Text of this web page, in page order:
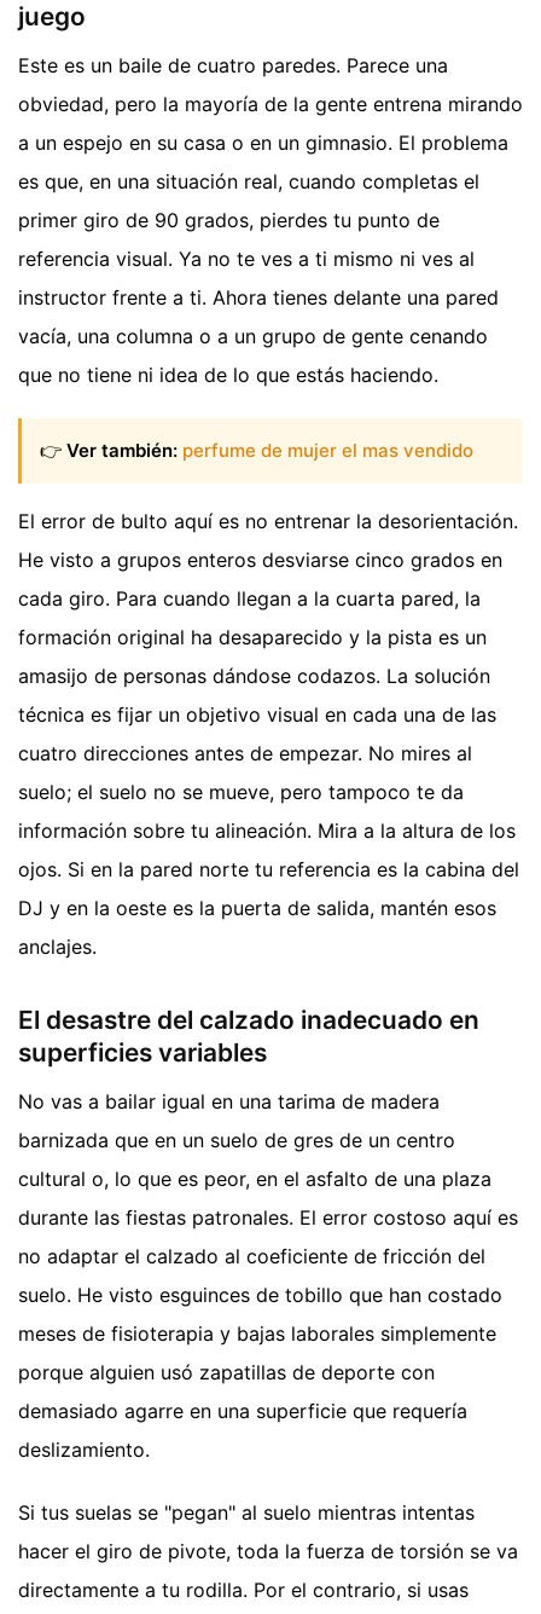
juego
Este es un baile de cuatro paredes. Parece una
obviedad, pero la mayoría de la gente entrena mirando
a un espejo en su casa o en un gimnasio. El problema
es que, en una situación real, cuando completas el
primer giro de 90 grados, pierdes tu punto de
referencia visual. Ya no te ves a ti mismo ni ves al
instructor frente a ti. Ahora tienes delante una pared
vacía, una columna o a un grupo de gente cenando
que no tiene ni idea de lo que estás haciendo.
👉 Ver también: perfume de mujer el mas vendido
El error de bulto aquí es no entrenar la desorientación.
He visto a grupos enteros desviarse cinco grados en
cada giro. Para cuando llegan a la cuarta pared, la
formación original ha desaparecido y la pista es un
amasijo de personas dándose codazos. La solución
técnica es fijar un objetivo visual en cada una de las
cuatro direcciones antes de empezar. No mires al
suelo; el suelo no se mueve, pero tampoco te da
información sobre tu alineación. Mira a la altura de los
ojos. Si en la pared norte tu referencia es la cabina del
DJ y en la oeste es la puerta de salida, mantén esos
anclajes.
El desastre del calzado inadecuado en
superficies variables
No vas a bailar igual en una tarima de madera
barnizada que en un suelo de gres de un centro
cultural o, lo que es peor, en el asfalto de una plaza
durante las fiestas patronales. El error costoso aquí es
no adaptar el calzado al coeficiente de fricción del
suelo. He visto esguinces de tobillo que han costado
meses de fisioterapia y bajas laborales simplemente
porque alguien usó zapatillas de deporte con
demasiado agarre en una superficie que requería
deslizamiento.
Si tus suelas se "pegan" al suelo mientras intentas
hacer el giro de pivote, toda la fuerza de torsión se va
directamente a tu rodilla. Por el contrario, si usas